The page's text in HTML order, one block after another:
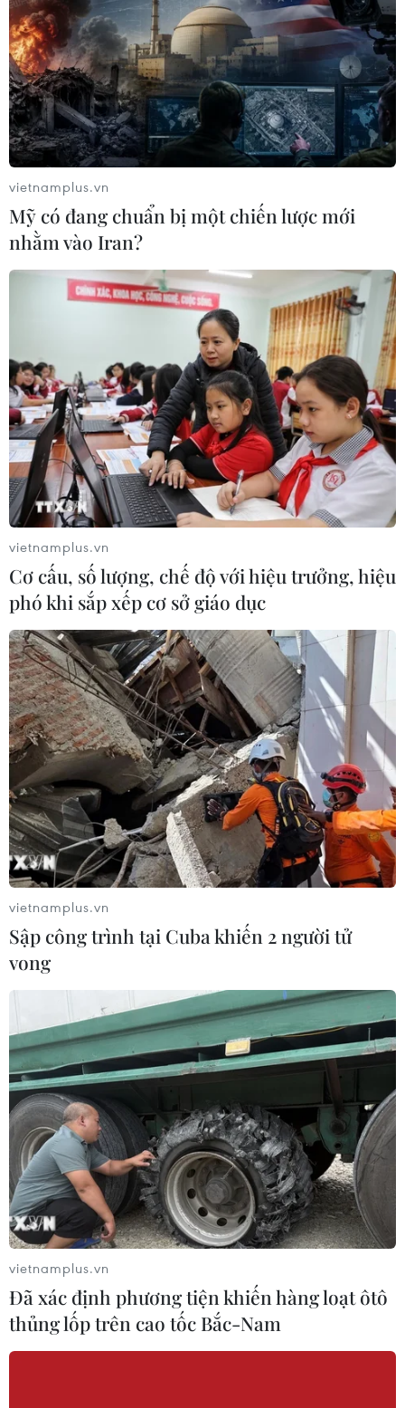
vietnamplus.vn
Mỹ có đang chuẩn bị một chiến lược mới
nhằm vào Iran?
vietnamplus.vn
Cơ cấu, số lượng, chế độ với hiệu trưởng, hiệu
phó khi sắp xếp cơ sở giáo dục
vietnamplus.vn
Sập công trình tại Cuba khiến 2 người tử
vong
vietnamplus.vn
Đã xác định phương tiện khiến hàng loạt ôtô
thủng lốp trên cao tốc Bắc-Nam